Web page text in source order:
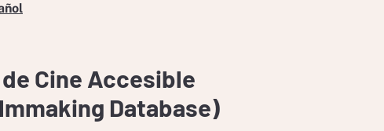
Cine Accesible
Database)